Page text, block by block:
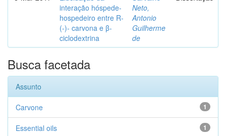
interação hóspede-
hospedeiro entre R-
(-)- carvona e β-
ciclodextrina
Neto,
Antonio
Guilherme
de
Busca facetada
Assunto
1
Carvone
1
Essential oils